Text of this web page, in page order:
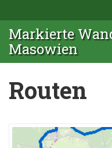
Markierte
Masowien
Routen